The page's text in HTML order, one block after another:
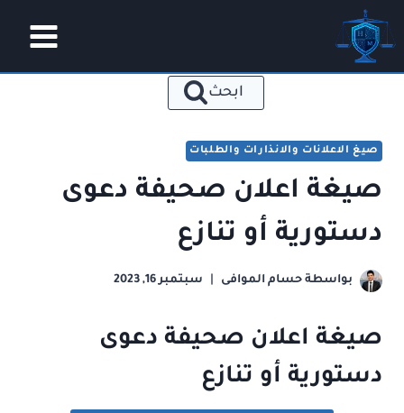
التجاوز
إلى
المحتوى
ابحث
صيغ الاعلانات والانذارات والطلبات
صيغة اعلان صحيفة دعوى
دستورية أو تنازع
بواسطة حسام الموافى سبتمبر 16, 2023
صيغة اعلان صحيفة دعوى
دستورية أو تنازع